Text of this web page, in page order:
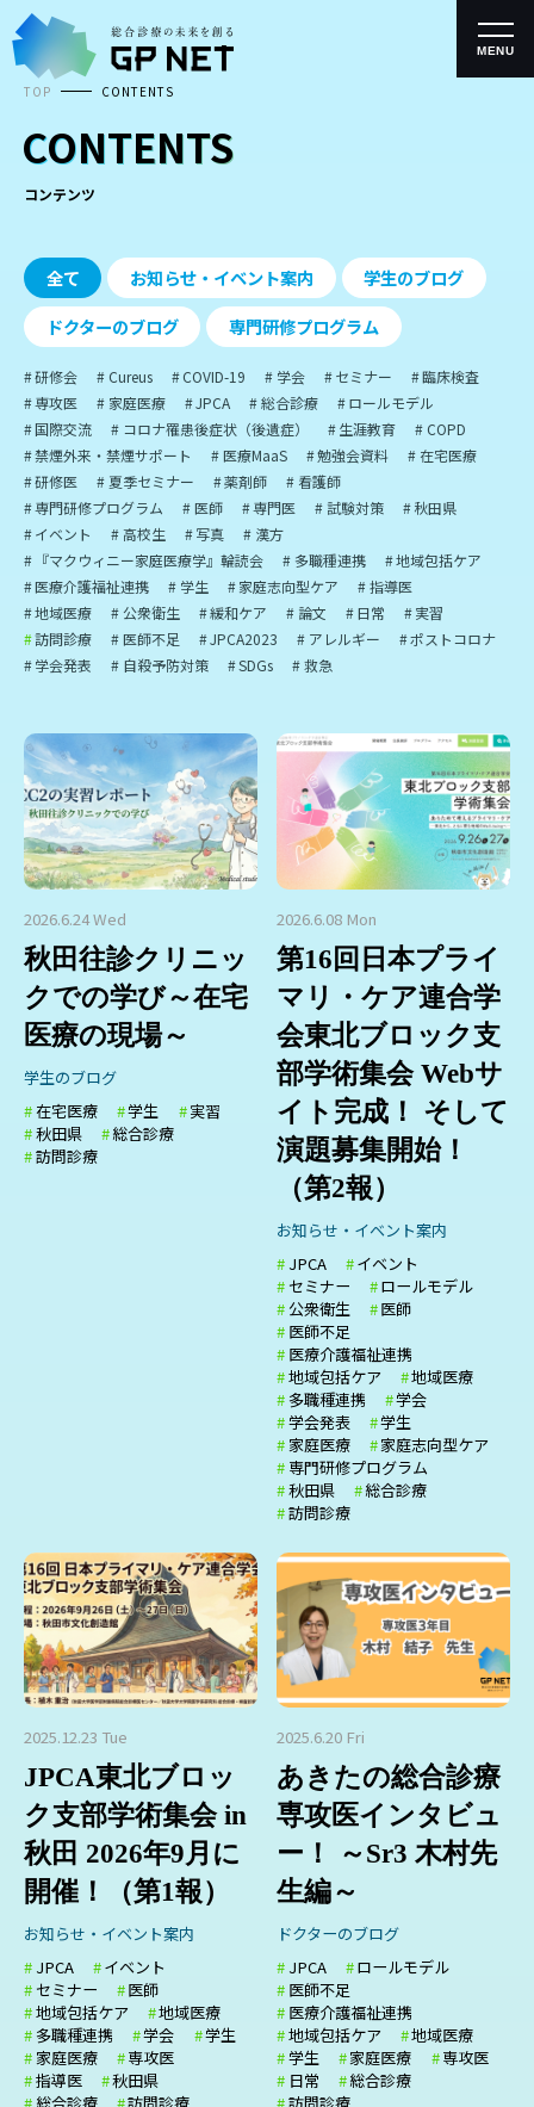
ン
テ MENU
TOP CONTENTS
CONTENTS
コンテンツ
全て お知らせ・イベント案内
学生のブログ
ドクターのブログ
専門研修プログラム
研修会 Cureus COVID-19 学会 セミナー
臨床検査
専攻医
家庭医療 JPCA 総合診療
ロールモデル
国際交流
コロナ罹患後症状（後遺症） 生涯教育
COPD
禁煙外来・禁煙サポート
医療MaaS 勉強会資料
在宅医療
研修医
夏季セミナー 薬剤師
看護師
専門研修プログラム
医師 専門医 試験対策
秋田県
イベント
高校生 写真
漢方
『マクウィニー家庭医療学』輪読会
多職種連携
地域包括ケア
医療介護福祉連携
学生 家庭志向型ケア
指導医
地域医療
公衆衛生 緩和ケア 論文 日常
実習
訪問診療
医師不足 JPCA2023 アレルギー
ポストコロナ
学会発表
自殺予防対策 SDGs 救急
2026.6.24 Wed
秋田往診クリニッ
クでの学び～在宅
医療の現場～
学生のブログ
在宅医療
学生
実習
秋田県
総合診療
訪問診療
2026.6.08 Mon
第16回日本プライ
マリ・ケア連合学
会東北ブロック支
部学術集会 Webサ
イト完成！ そして
演題募集開始！
（第2報）
お知らせ・イベント案内
JPCA
イベント
セミナー
ロールモデル
公衆衛生
医師
医師不足
医療介護福祉連携
地域包括ケア
地域医療
多職種連携
学会
学会発表
学生
家庭医療
家庭志向型ケア
専門研修プログラム
秋田県
総合診療
訪問診療
2025.12.23 Tue
JPCA東北ブロッ
ク支部学術集会 in
秋田 2026年9月に
開催！（第1報）
お知らせ・イベント案内
JPCA
イベント
セミナー
医師
地域包括ケア
地域医療
多職種連携
学会
学生
家庭医療
専攻医
指導医
秋田県
2025.6.20 Fri
あきたの総合診療
専攻医インタビュ
ー！ ～Sr3 木村先
生編～
ドクターのブログ
JPCA
ロールモデル
医師不足
医療介護福祉連携
地域包括ケア
地域医療
学生
家庭医療
専攻医
日常
総合診療